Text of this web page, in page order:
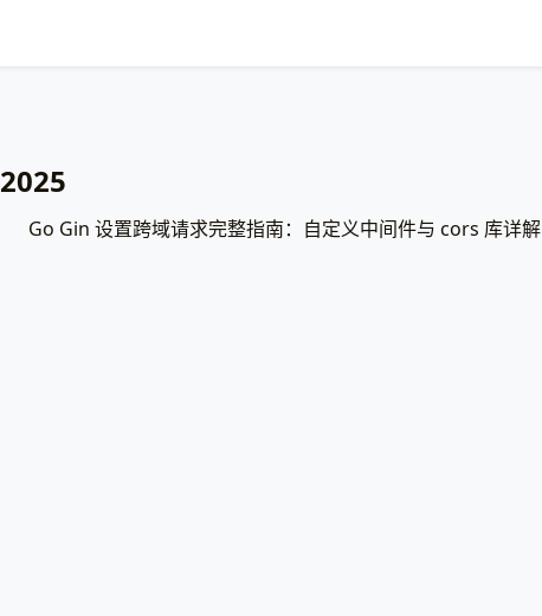
2025
Go Gin 设置跨域请求完整指南：自定义中间件与 cors 库详解